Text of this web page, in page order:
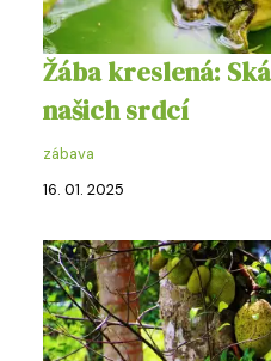
Žába kreslená:
našich srdcí
zábava
16. 01. 2025